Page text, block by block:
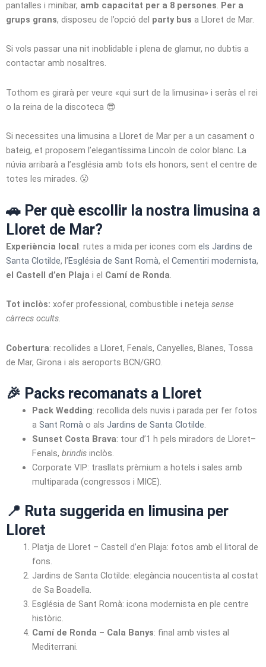
pantalles i minibar, amb capacitat per a 8 persones. Per a
grups grans, disposeu de l’opció del party bus a Lloret de Mar.
Si vols passar una nit inoblidable i plena de glamur, no dubtis a
contactar amb nosaltres.
Tothom es girarà per veure «qui surt de la limusina» i seràs el rei
o la reina de la discoteca 😎
Si necessites una limusina a Lloret de Mar per a un casament o
bateig, et proposem l’elegantíssima Lincoln de color blanc. La
núvia arribarà a l’església amb tots els honors, sent el centre de
totes les mirades. 😮
🚗 Per què escollir la nostra limusina a
Lloret de Mar?
Experiència local: rutes a mida per icones com els Jardins de
Santa Clotilde, l’Església de Sant Romà, el Cementiri modernista,
el Castell d’en Plaja i el Camí de Ronda.
Tot inclòs: xofer professional, combustible i neteja sense
càrrecs ocults.
Cobertura: recollides a Lloret, Fenals, Canyelles, Blanes, Tossa
de Mar, Girona i als aeroports BCN/GRO.
🎉 Packs recomanats a Lloret
Pack Wedding: recollida dels nuvis i parada per fer fotos
a Sant Romào als Jardins de Santa Clotilde.
Sunset Costa Brava: tour d’1 h pels miradors de Lloret–
Fenals, brindis inclòs.
Corporate VIP: trasllats prèmium a hotels i sales amb
multiparada (congressos i MICE).
📍 Ruta suggerida en limusina per
Lloret
Platja de Lloret – Castell d’en Plaja: fotos amb el litoral de
fons.
Jardins de Santa Clotilde: elegància noucentista al costat
de Sa Boadella.
Església de Sant Romà: icona modernista en ple centre
històric.
Camí de Ronda – Cala Banys: final amb vistes al
Mediterrani.